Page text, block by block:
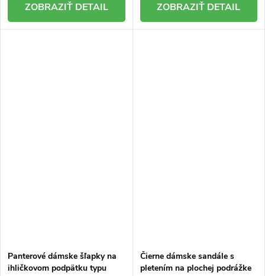
DETAIL DETAIL
Panterové dámske šľapky na
ihličkovom podpätku typu
Čierne dámske sandále s
pletením na plochej podrážke